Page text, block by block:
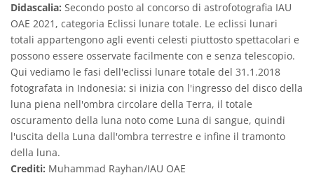
Didascalia: Secondo posto al concorso di astrofotografia IAU
OAE 2021, categoria Eclissi lunare totale. Le eclissi lunari
totali appartengono agli eventi celesti piuttosto spettacolari e
possono essere osservate facilmente con e senza telescopio.
Qui vediamo le fasi dell'eclissi lunare totale del 31.1.2018
fotografata in Indonesia: si inizia con l'ingresso del disco della
luna piena nell'ombra circolare della Terra, il totale
oscuramento della luna noto come Luna di sangue, quindi
l'uscita della Luna dall'ombra terrestre e infine il tramonto
della luna.
Crediti: Muhammad Rayhan/IAU OAE